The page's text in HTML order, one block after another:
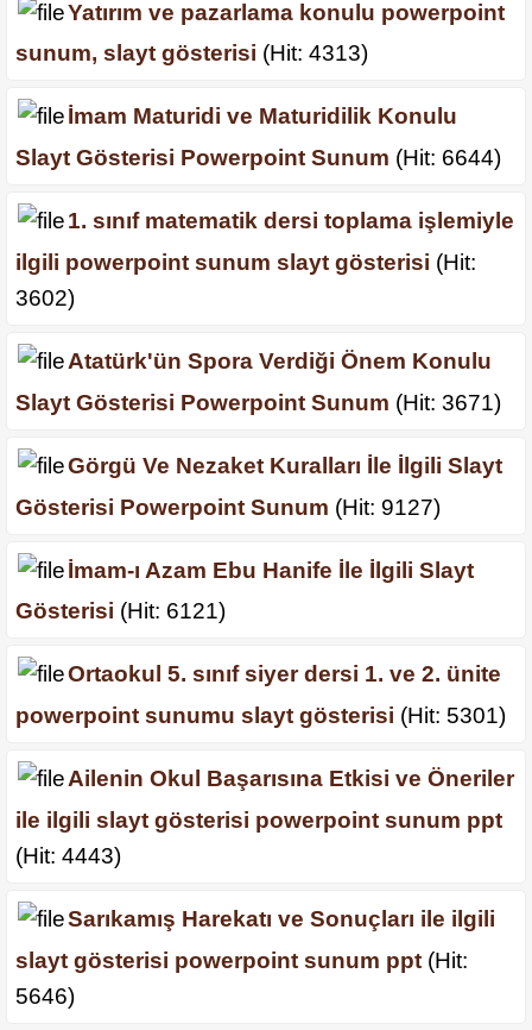
Yatırım ve pazarlama konulu powerpoint
sunum, slayt gösterisi (Hit: 4313)
İmam Maturidi ve Maturidilik Konulu
Slayt Gösterisi Powerpoint Sunum (Hit: 6644)
1. sınıf matematik dersi toplama işlemiyle
ilgili powerpoint sunum slayt gösterisi (Hit:
3602)
Atatürk'ün Spora Verdiği Önem Konulu
Slayt Gösterisi Powerpoint Sunum (Hit: 3671)
Görgü Ve Nezaket Kuralları İle İlgili Slayt
Gösterisi Powerpoint Sunum (Hit: 9127)
İmam-ı Azam Ebu Hanife İle İlgili Slayt
Gösterisi (Hit: 6121)
Ortaokul 5. sınıf siyer dersi 1. ve 2. ünite
powerpoint sunumu slayt gösterisi (Hit: 5301)
Ailenin Okul Başarısına Etkisi ve Öneriler
ile ilgili slayt gösterisi powerpoint sunum ppt
(Hit: 4443)
Sarıkamış Harekatı ve Sonuçları ile ilgili
slayt gösterisi powerpoint sunum ppt (Hit:
5646)